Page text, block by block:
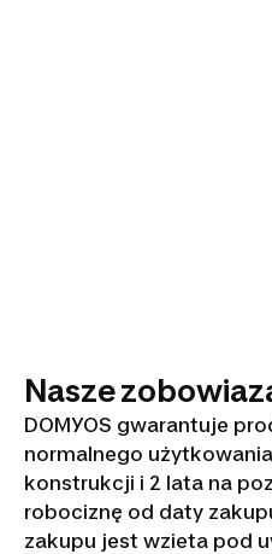
Nasze
DOMYOS gwarantuje
normalnego
konstrukcji i 2 lata na
robociznę od daty
zakupu jest wzieta pod